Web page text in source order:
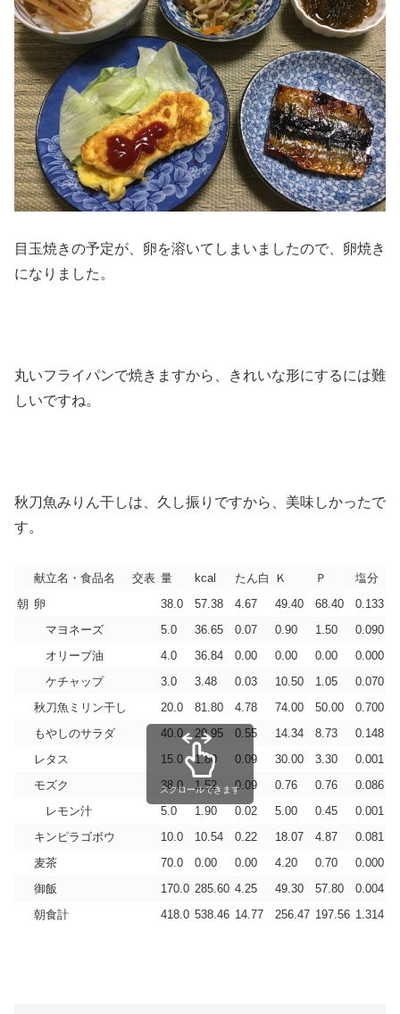
目玉焼きの予定が、卵を溶いてしまいましたので、卵焼き
になりました。
丸いフライパンで焼きますから、きれいな形にするには難
しいですね。
秋刀魚みりん干しは、久し振りですから、美味しかったで
す。
献立名・食品名 交表 量 kcal たん白 Ｋ Ｐ
塩分
朝 卵 38.0 57.38 4.67 49.40 68.40
0.133
マヨネーズ
5.0 36.65 0.07 0.90 1.50
0.090
オリーブ油
4.0 36.84 0.00 0.00 0.00
0.000
ケチャップ
3.0 3.48 0.03 10.50 1.05
0.070
秋刀魚ミリン干し
20.0 81.80 4.78 74.00 50.00
0.700
もやしのサラダ
40.0 20.95 0.55 14.34 8.73
0.148
レタス
15.0 1.80 0.09 30.00 3.30
0.001
モズク
38.0 1.52 0.09 0.76 0.76
0.086
レモン汁
5.0 1.90 0.02 5.00 0.45
0.001
キンピラゴボウ
10.0 10.54 0.22 18.07 4.87
0.081
麦茶
70.0 0.00 0.00 4.20 0.70
0.000
御飯
170.0 285.60 4.25 49.30 57.80
0.004
朝食計
418.0 538.46 14.77 256.47 197.56 1.314
スクロールできます